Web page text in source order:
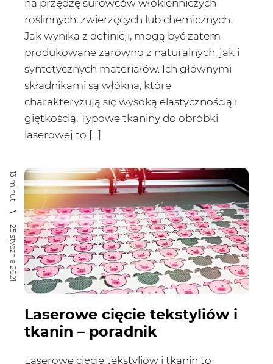
na przędzę surowców włókienniczych
roślinnych, zwierzęcych lub chemicznych.
Jak wynika z definicji, mogą być zatem
produkowane zarówno z naturalnych, jak i
syntetycznych materiałów. Ich głównymi
składnikami są włókna, które
charakteryzują się wysoką elastycznością i
giętkością. Typowe tkaniny do obróbki
laserowej to […]
13 minut
25 stycznia 2021
Laserowe cięcie tekstyliów i
tkanin – poradnik
Laserowe cięcie tekstyliów i tkanin to